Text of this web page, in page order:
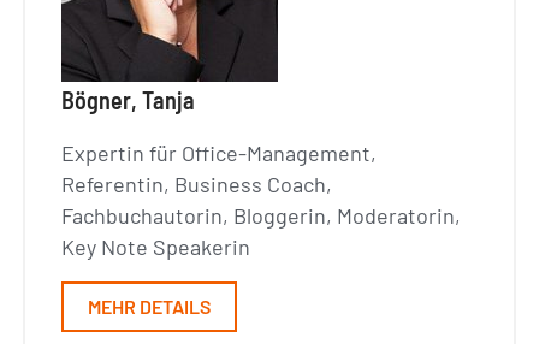
Bögner, Tanja
Expertin für Office-Management,
Referentin, Business Coach,
Fachbuchautorin, Bloggerin, Moderatorin,
Key Note Speakerin
MEHR DETAILS